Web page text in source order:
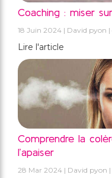
Coaching : miser
18 Juin 2024 David pyon
Lire l'article
Comprendre la
l’apaiser
28 Mar 2024 David pyon